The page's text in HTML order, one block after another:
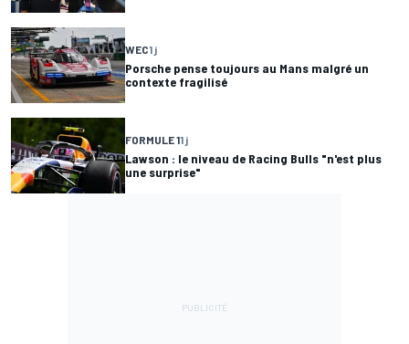
WEC1 j
Porsche pense toujours au Mans malgré un
contexte fragilisé
FORMULE 11 j
Lawson : le niveau de Racing Bulls "n'est plus
une surprise"